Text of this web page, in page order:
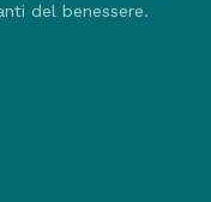
del benessere.